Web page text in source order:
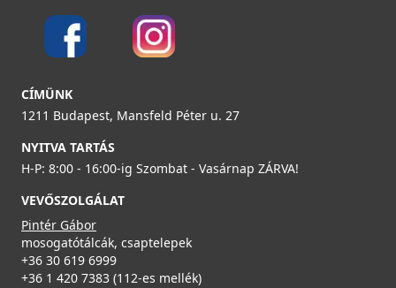
NODOR - Csaptelep NorFlow ROBIN CU
4100
mosogatótálcákhoz
CÍMÜNK
1211 Budapest, Mansfeld Péter u. 27
NYITVA TARTÁS
H-P: 8:00 - 16:00-ig Szombat - Vasárnap ZÁRVA!
VEVŐSZOLGÁLAT
Pintér Gábor
mosogatótálcák, csaptelepek
+36 30 619 6999
+36 1 420 7383 (112-es mellék)